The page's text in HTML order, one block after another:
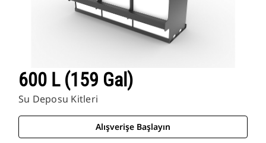
600 L (159 Gal)
Su Deposu Kitleri
Alışverişe Başlayın